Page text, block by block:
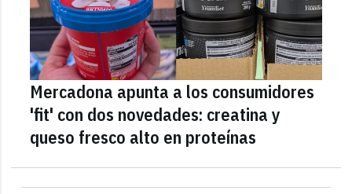
Mercadona apunta a los consumidores
'fit' con dos novedades: creatina y
queso fresco alto en proteínas